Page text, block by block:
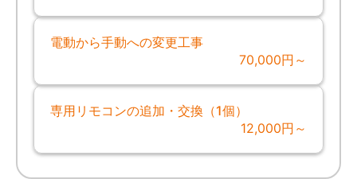
電動から手動への変更工事
70,000円～
専用リモコンの追加・交換（1個）
12,000円～